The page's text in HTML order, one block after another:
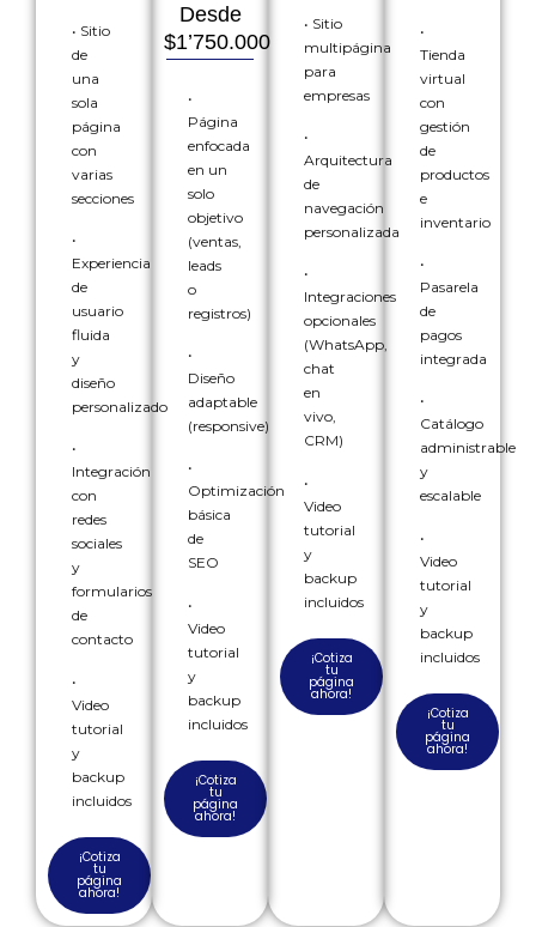
• Sitio
de
una
sola
página
con
varias
secciones
•
Experiencia
de
usuario
fluida
y
diseño
personalizado
•
Integración
con
redes
sociales
y
formularios
de
contacto
•
Video
tutorial
y
backup
incluidos
¡Cotiza
tu
página
ahora!
Desde
$1’750.000
•
Página
enfocada
en un
solo
objetivo
(ventas,
leads
o
registros)
•
Diseño
adaptable
(responsive)
•
Optimización
básica
de
SEO
•
Video
tutorial
y
backup
incluidos
¡Cotiza
tu
página
ahora!
• Sitio
multipágina
para
empresas
•
Arquitectura
de
navegación
personalizada
•
Integraciones
opcionales
(WhatsApp,
chat
en
vivo,
CRM)
•
Video
tutorial
y
backup
incluidos
¡Cotiza
tu
página
ahora!
•
Tienda
virtual
con
gestión
de
productos
e
inventario
•
Pasarela
de
pagos
integrada
•
Catálogo
administrable
y
escalable
•
Video
tutorial
y
backup
incluidos
¡Cotiza
tu
página
ahora!